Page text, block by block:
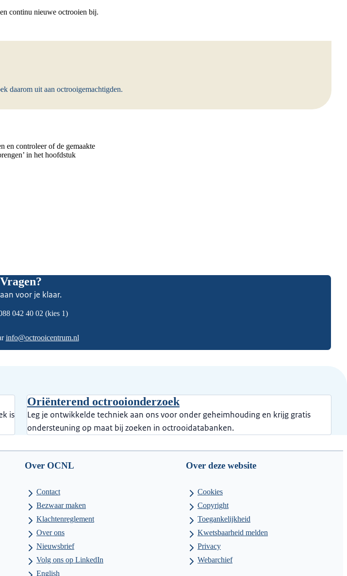
continu nieuwe octrooien bij.
daarom uit aan octrooigemachtigden.
en controleer of de gemaakte
in het hoofdstuk
Vragen?
voor je klaar.
042 40 02 (kies 1)
info@octrooicentrum.nl
is
Oriënterend octrooionderzoek
Leg je ontwikkelde techniek aan ons voor onder geheimhouding en krijg gratis
ondersteuning op maat bij zoeken in octrooidatabanken.
Over OCNL
Contact
Bezwaar maken
Klachtenreglement
Over ons
Nieuwsbrief
Volg ons op LinkedIn
English
Over deze website
Cookies
Copyright
Toegankelijkheid
Kwetsbaarheid melden
Privacy
Webarchief